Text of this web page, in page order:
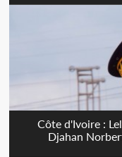
Côte d'Ivoire :
Djahan